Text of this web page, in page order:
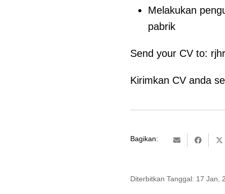
Melakukan
pabrik
Send your CV to:
Kirimkan CV anda
Bagikan:
Diterbitkan Tanggal: 17 Jan,